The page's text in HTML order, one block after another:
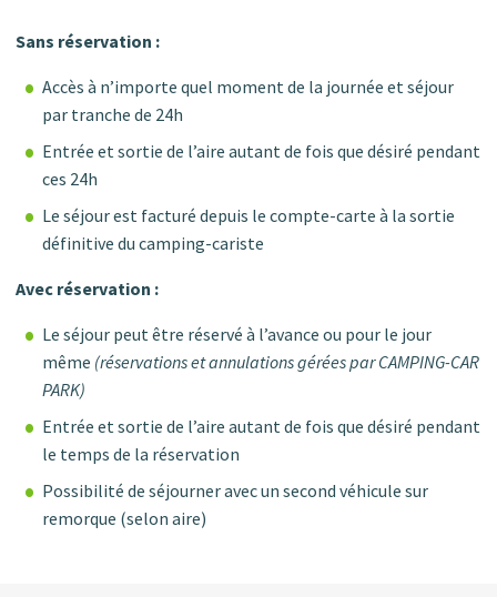
Sans réservation :
Accès à n’importe quel moment de la journée et séjour
par tranche de 24h
Entrée et sortie de l’aire autant de fois que désiré pendant
ces 24h
Le séjour est facturé depuis le compte-carte à la sortie
définitive du camping-cariste
Avec réservation :
Le séjour peut être réservé à l’avance ou pour le jour
même (réservations et annulations gérées par CAMPING-CAR
PARK)
Entrée et sortie de l’aire autant de fois que désiré pendant
le temps de la réservation
Possibilité de séjourner avec un second véhicule sur
remorque (selon aire)